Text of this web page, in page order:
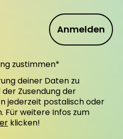
Anmelden
zustimmen*
deiner Daten zu
Zusendung der
jederzeit postalisch oder
Für weitere Infos zum
klicken!